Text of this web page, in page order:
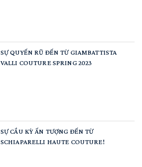
SỰ QUYẾN RŨ ĐẾN TỪ GIAMBATTISTA
VALLI COUTURE SPRING 2023
SỰ CẦU KỲ ẤN TƯỢNG ĐẾN TỪ
SCHIAPARELLI HAUTE COUTURE!